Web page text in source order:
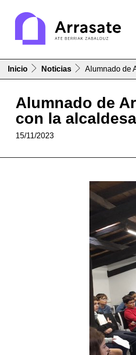
Inicio Noticias Alumnado de
Alumnado de
con la alcaldesa
15/11/2023